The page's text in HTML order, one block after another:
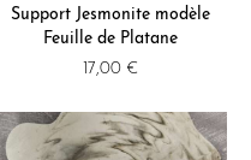
Support Jesmonite modèle
Feuille de Platane
17,00 €